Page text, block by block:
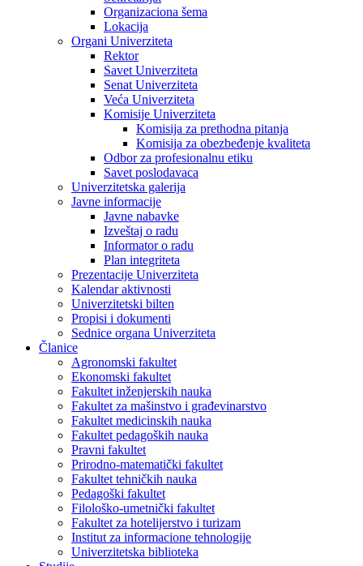
Organizaciona šema
Lokacija
Organi Univerziteta
Rektor
Savet Univerziteta
Senat Univerziteta
Veća Univerziteta
Komisije Univerziteta
Komisija za prethodna pitanja
Komisija za obezbeđenje kvaliteta
Odbor za profesionalnu etiku
Savet poslodavaca
Univerzitetska galerija
Javne informacije
Javne nabavke
Izveštaj o radu
Informator o radu
Plan integriteta
Prezentacije Univerziteta
Kalendar aktivnosti
Univerzitetski bilten
Propisi i dokumenti
Sednice organa Univerziteta
Članice
Agronomski fakultet
Ekonomski fakultet
Fakultet inženjerskih nauka
Fakultet za mašinstvo i građevinarstvo
Fakultet medicinskih nauka
Fakultet pedagoških nauka
Pravni fakultet
Prirodno-matematički fakultet
Fakultet tehničkih nauka
Pedagoški fakultet
Filološko-umetnički fakultet
Fakultet za hotelijerstvo i turizam
Institut za informacione tehnologije
Univerzitetska biblioteka